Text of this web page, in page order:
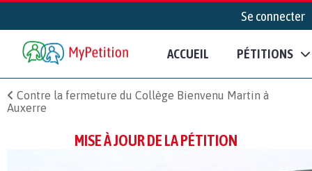
Se connecter
ACCUEIL PÉTITIONS
Contre la fermeture du Collège Bienvenu Martin à
Auxerre
MISE À JOUR DE LA PÉTITION